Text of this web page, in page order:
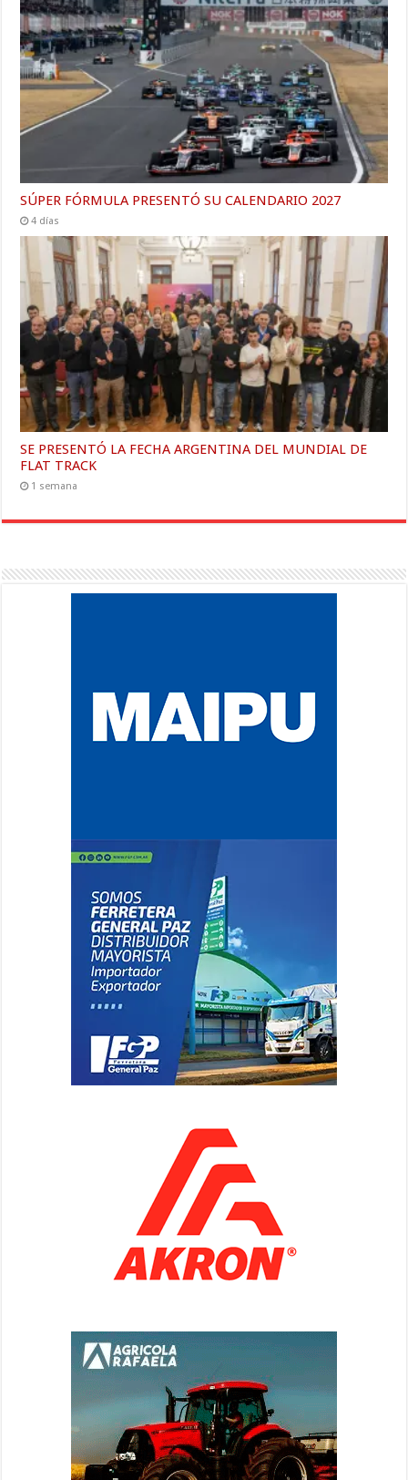
SÚPER FÓRMULA PRESENTÓ SU CALENDARIO 2027
4 días
SE PRESENTÓ LA FECHA ARGENTINA DEL MUNDIAL DE
FLAT TRACK
1 semana